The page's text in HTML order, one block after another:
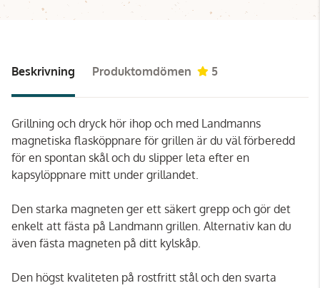
Beskrivning Produktomdömen 5
Grillning och dryck hör ihop och med Landmanns
magnetiska flasköppnare för grillen är du väl förberedd
för en spontan skål och du slipper leta efter en
kapsylöppnare mitt under grillandet.
Den starka magneten ger ett säkert grepp och gör det
enkelt att fästa på Landmann grillen. Alternativ kan du
även fästa magneten på ditt kylskåp.
Den högst kvaliteten på rostfritt stål och den svarta